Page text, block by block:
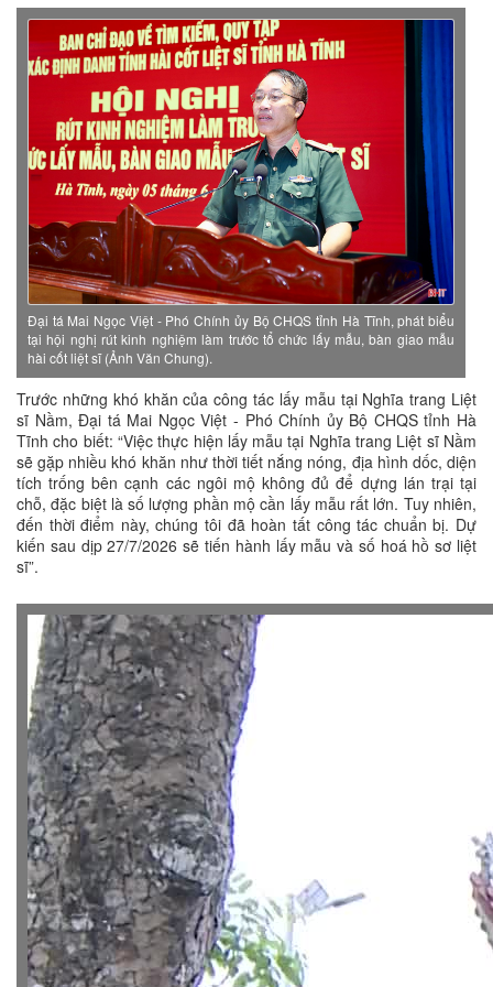
Đại tá Mai Ngọc Việt - Phó Chính ủy Bộ CHQS tỉnh Hà Tĩnh, phát biểu
tại hội nghị rút kinh nghiệm làm trước tổ chức lấy mẫu, bàn giao mẫu
hài cốt liệt sĩ (Ảnh Văn Chung).
Trước những khó khăn của công tác lấy mẫu tại Nghĩa trang Liệt
sĩ Nầm, Đại tá Mai Ngọc Việt - Phó Chính ủy Bộ CHQS tỉnh Hà
Tĩnh cho biết: “Việc thực hiện lấy mẫu tại Nghĩa trang Liệt sĩ Nầm
sẽ gặp nhiều khó khăn như thời tiết nắng nóng, địa hình dốc, diện
tích trống bên cạnh các ngôi mộ không đủ để dựng lán trại tại
chỗ, đặc biệt là số lượng phần mộ cần lấy mẫu rất lớn. Tuy nhiên,
đến thời điểm này, chúng tôi đã hoàn tất công tác chuẩn bị. Dự
kiến sau dịp 27/7/2026 sẽ tiến hành lấy mẫu và số hoá hồ sơ liệt
sĩ”.